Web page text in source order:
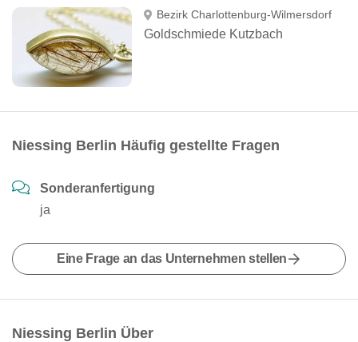
Bezirk Charlottenburg-Wilmersdorf
Goldschmiede Kutzbach
Niessing Berlin Häufig gestellte Fragen
Sonderanfertigung
ja
Eine Frage an das Unternehmen stellen
Niessing Berlin Über